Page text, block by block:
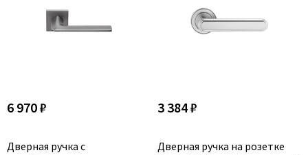
6 970 ₽
Дверная ручка с
3 384 ₽
Дверная ручка на розетке